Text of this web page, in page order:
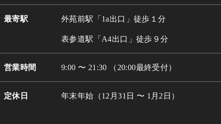
最寄駅 外苑前駅「1a出口」徒歩１分
表参道駅「A4出口」徒歩９分
営業時間 9:00 〜 21:30 （20:00最終受付）
定休日 年末年始（12月31日 〜 1月2日）